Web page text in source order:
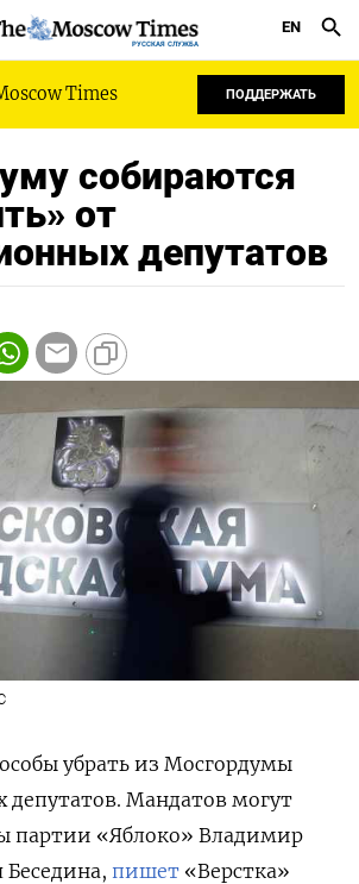
РУССКАЯ СЛУЖБА
EN
Times ПОДДЕРЖАТЬ
собираются
от
депутатов
убрать из Мосгордумы
Мандатов могут
партии «Яблоко» Владимир
пишет «Верстка»